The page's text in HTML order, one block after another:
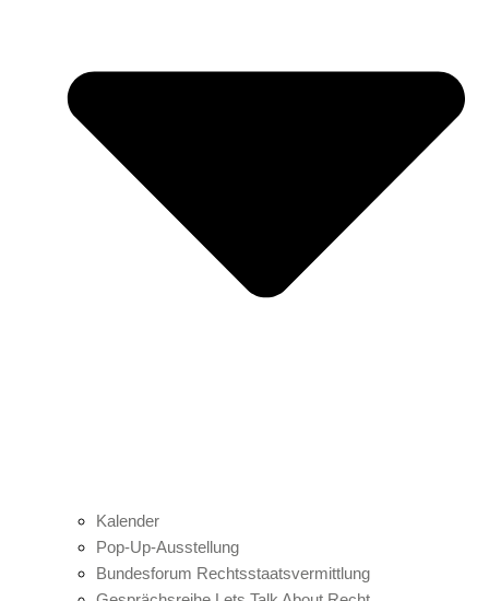
Kalender
Pop-Up-Ausstellung
Bundesforum Rechtsstaatsvermittlung